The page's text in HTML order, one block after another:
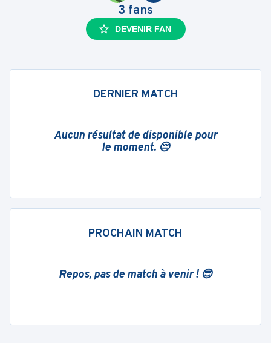
3 fans
DEVENIR FAN
DERNIER MATCH
Aucun résultat de disponible pour
le moment. 😔
PROCHAIN MATCH
Repos, pas de match à venir ! 😎